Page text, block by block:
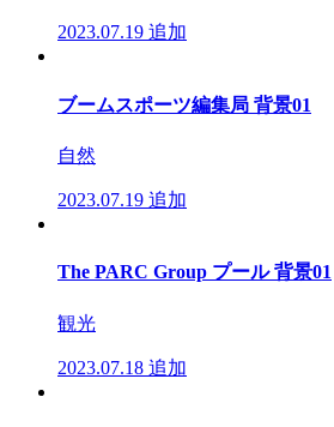
2023.07.19 追加
ブームスポーツ編集局 背景01
自然
2023.07.19 追加
The PARC Group プール 背景01
観光
2023.07.18 追加